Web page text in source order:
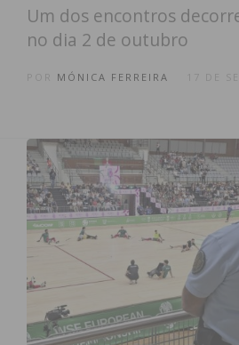
Um dos encontros
no dia 2 de outubro
MÓNICA FERREIRA 17 DE